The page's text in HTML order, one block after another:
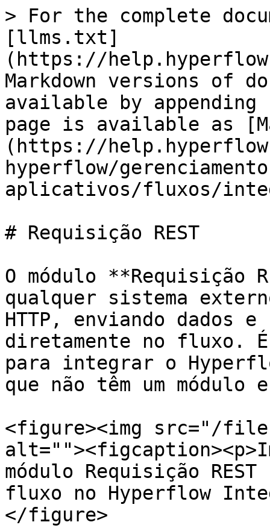
> For the complete
[llms.txt]
(https://
Markdown versions of
available by
page is available as
(https://
hyperflow/
aplicativos/fluxos/
# Requisição REST
O módulo **Requisição
qualquer sistema
HTTP, enviando dados
diretamente no fluxo.
para integrar o
que não têm um
<figure><img src="/
módulo Requisição
fluxo no Hyperflow
</figure>